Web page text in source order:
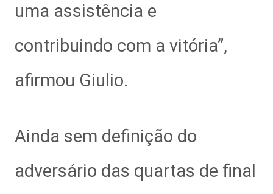
uma assistência e
contribuindo com a vitória”,
afirmou Giulio.
Ainda sem definição do
adversário das quartas de final